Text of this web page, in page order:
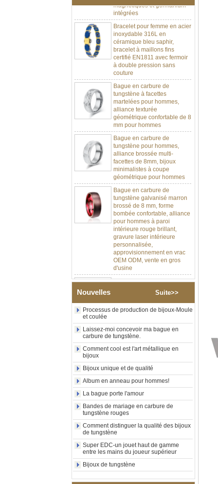
Bracelet pour femme en acier
inoxydable 316L en
céramique bleu saphir,
bracelet à maillons fins
certifié EN1811 avec fermoir
à double pression sans
couture
Bague en carbure de
tungstène à facettes
martelées pour hommes,
alliance texturée
géométrique confortable de 8
mm pour hommes
Bague en carbure de
tungstène pour hommes,
alliance brossée multi-
facettes de 8mm, bijoux
minimalistes à coupe
géométrique pour hommes
Bague en carbure de
tungstène galvanisé marron
brossé de 8 mm, forme
bombée confortable, alliance
pour hommes à paroi
intérieure rouge brillant,
gravure laser intérieure
personnalisée,
approvisionnement en vrac
OEM ODM, vente en gros
d'usine
Bague en carbure de
tungstène argenté poli de 8
d'opale bleue écrasée avec
bande de malachite
synthétique, alliance pour
intérieure personnalisée,
approvisionnement en vrac
OEM ODM, vente en gros
d'usin
Bague en carbure de
tungstène avec chevalière
carrée polie noire,
incrustation en bois avec
motif croisé en coquille
d'ormeau, bague de
déclaration religieuse pour
hommes, gravure intérieure
personnalisée,
approvisionnement en vrac
OEM ODM, vente en
Bague en carbure de
tungstène plaqué or rose de
8 mm, corde de guitare rouge
Nouvelles Suite>>
Processus de production de bijoux-Moule
et coulée
Laissez-moi concevoir ma bague en
carbure de tungstène.
Comment cool est l'art métallique en
bijoux
Bijoux unique et de qualité
Album en anneau pour hommes!
La bague porte l'amour
Bandes de mariage en carbure de
tungstène rouges
Comment distinguer la qualité des bijoux
de tungstène
Super EDC-un jouet haut de gamme
entre les mains du joueur supérieur
Bijoux de tungstène